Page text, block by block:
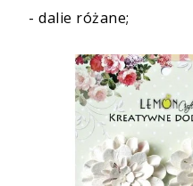
-dalie różane;